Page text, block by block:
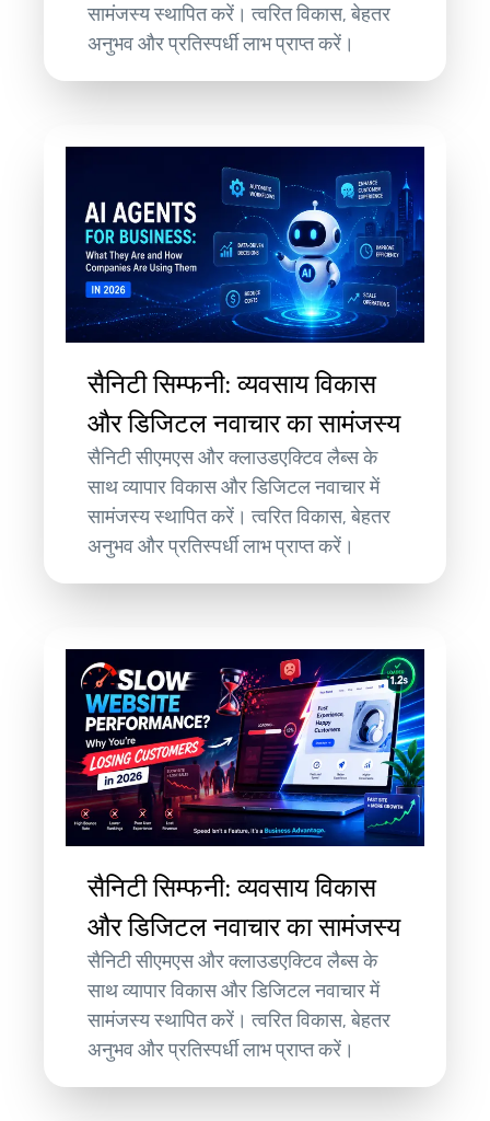
सामंजस्य स्थापित करें। त्वरित विकास, बेहतर
अनुभव और प्रतिस्पर्धी लाभ प्राप्त करें।
सैनिटी सिम्फनी: व्यवसाय विकास
और डिजिटल नवाचार का सामंजस्य
सैनिटी सीएमएस और क्लाउडएक्टिव लैब्स के
साथ व्यापार विकास और डिजिटल नवाचार में
सामंजस्य स्थापित करें। त्वरित विकास, बेहतर
अनुभव और प्रतिस्पर्धी लाभ प्राप्त करें।
सैनिटी सिम्फनी: व्यवसाय विकास
और डिजिटल नवाचार का सामंजस्य
सैनिटी सीएमएस और क्लाउडएक्टिव लैब्स के
साथ व्यापार विकास और डिजिटल नवाचार में
सामंजस्य स्थापित करें। त्वरित विकास, बेहतर
अनुभव और प्रतिस्पर्धी लाभ प्राप्त करें।